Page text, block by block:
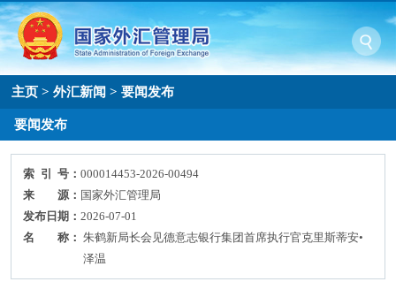
主页 >外汇新闻 >要闻发布
要闻发布
索 引 号：000014453-2026-00494
来 源： 国家外汇管理局
发布日期：2026-07-01
名 称： 朱鹤新局长会见德意志银行集团首席执行官克里斯蒂安•
泽温